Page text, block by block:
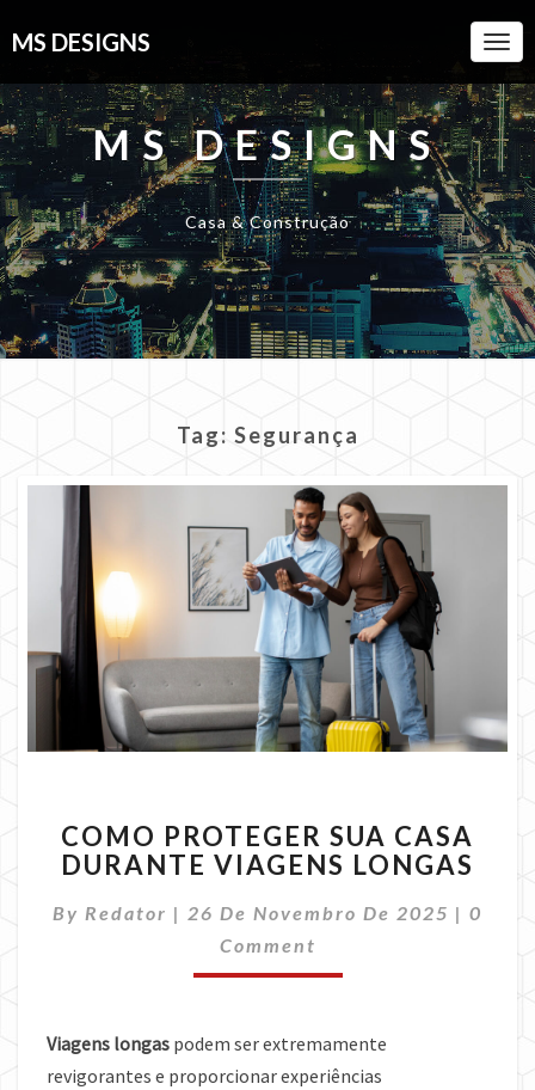
MS DESIGNS
MS DESIGNS
Casa & Construção
Tag: Segurança
PROTEGER
SUA
DURANTE
VIAGENS
LONGAS
COMO PROTEGER SUA CASA
DURANTE VIAGENS LONGAS
By Redator | 26 De Novembro De 2025 | 0
Comment
Viagens longas podem ser extremamente
revigorantes e proporcionar experiências